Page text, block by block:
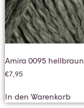
Amira 0095 hellbraun
€7,95
In den Warenkorb